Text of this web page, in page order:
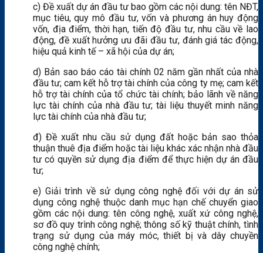
c) Đề xuất dự án đầu tư bao gồm các nội dung: tên NĐT,
mục tiêu, quy mô đầu tư, vốn và phương án huy động
vốn, địa điểm, thời hạn, tiến độ đầu tư, nhu cầu về lao
động, đề xuất hưởng ưu đãi đầu tư, đánh giá tác động,
hiệu quả kinh tế – xã hội của dự án;
d) Bản sao báo cáo tài chính 02 năm gần nhất của nhà
đầu tư; cam kết hỗ trợ tài chính của công ty mẹ; cam kết
hỗ trợ tài chính của tổ chức tài chính; bảo lãnh về năng
lực tài chính của nhà đầu tư; tài liệu thuyết minh năng
lực tài chính của nhà đầu tư;
đ) Đề xuất nhu cầu sử dụng đất hoặc bản sao thỏa
thuận thuê địa điểm hoặc tài liệu khác xác nhận nhà đầu
tư có quyền sử dụng địa điểm để thực hiện dự án đầu
tư;
e) Giải trình về sử dụng công nghệ đối với dự án sử
dụng công nghệ thuộc danh mục hạn chế chuyển giao
gồm các nội dung: tên công nghệ, xuất xứ công nghệ,
sơ đồ quy trình công nghệ; thông số kỹ thuật chính, tình
trạng sử dụng của máy móc, thiết bị và dây chuyền
công nghệ chính;